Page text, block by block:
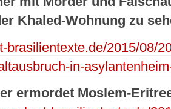
Khaled-Wohnung zu
brasilientexte.de/2015/08/
in-
ermordet Moslem-